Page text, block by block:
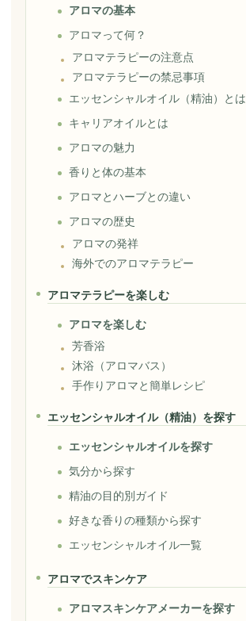
アロマの基本
アロマって何？
アロマテラピーの注意点
アロマテラピーの禁忌事項
エッセンシャルオイル（精油）とは
キャリアオイルとは
アロマの魅力
香りと体の基本
アロマとハーブとの違い
アロマの歴史
アロマの発祥
海外でのアロマテラピー
アロマテラピーを楽しむ
アロマを楽しむ
芳香浴
沐浴（アロマバス）
手作りアロマと簡単レシピ
エッセンシャルオイル（精油）を探す
エッセンシャルオイルを探す
気分から探す
精油の目的別ガイド
好きな香りの種類から探す
エッセンシャルオイル一覧
アロマでスキンケア
アロマスキンケアメーカーを探す